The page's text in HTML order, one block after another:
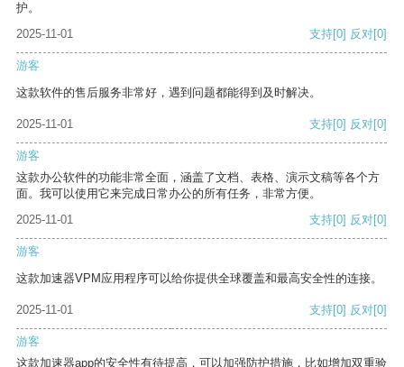
护。
2025-11-01
支持[0] 反对[0]
游客
这款软件的售后服务非常好，遇到问题都能得到及时解决。
2025-11-01 支持[0] 反对[0]
游客
这款办公软件的功能非常全面，涵盖了文档、表格、演示文稿等各个方
面。我可以使用它来完成日常办公的所有任务，非常方便。
2025-11-01
支持[0] 反对[0]
游客
这款加速器VPM应用程序可以给你提供全球覆盖和最高安全性的连接。
2025-11-01 支持[0] 反对[0]
游客
这款加速器app的安全性有待提高，可以加强防护措施，比如增加双重验